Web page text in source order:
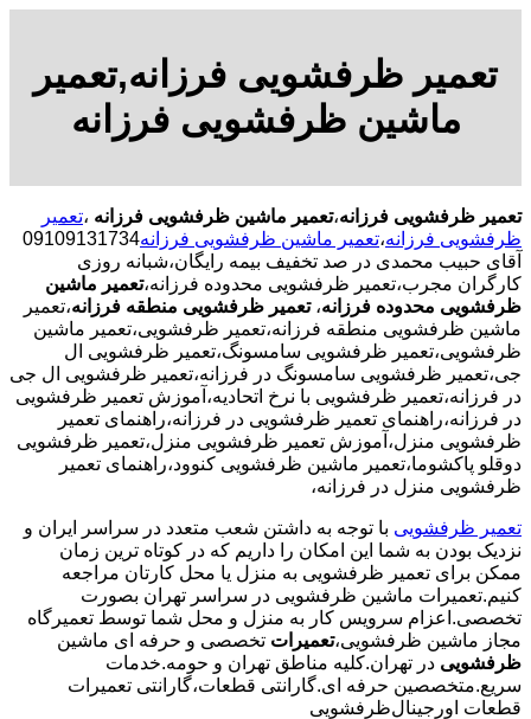
تعمیر ظرفشویی فرزانه,تعمیر
ماشین ظرفشویی فرزانه
تعمیر ظرفشویی فرزانه،تعمیر ماشین ظرفشویی فرزانه ،تعمیر
ظرفشویی فرزانه،تعمیر ماشین ظرفشویی فرزانه09109131734
آقای حبیب محمدی در صد تخفیف بیمه رایگان،شبانه روزی
کارگران مجرب،تعمیر ظرفشویی محدوده فرزانه،تعمیر ماشین
ظرفشویی محدوده فرزانه، تعمیر ظرفشویی منطقه فرزانه،تعمیر
ماشین ظرفشویی منطقه فرزانه،تعمیر ظرفشویی،تعمیر ماشین
ظرفشویی،تعمیر ظرفشویی سامسونگ،تعمیر ظرفشویی ال
جی،تعمیر ظرفشویی سامسونگ در فرزانه،تعمیر ظرفشویی ال جی
در فرزانه،تعمیر ظرفشویی با نرخ اتحادیه،آموزش تعمیر ظرفشویی
در فرزانه،راهنمای تعمیر ظرفشویی در فرزانه،راهنمای تعمیر
ظرفشویی منزل،آموزش تعمیر ظرفشویی منزل،تعمیر ظرفشویی
دوقلو پاکشوما،تعمیر ماشین ظرفشویی کنوود،راهنمای تعمیر
ظرفشویی منزل در فرزانه،
تعمیر ظرفشویی با توجه به داشتن شعب متعدد در سراسر ایران و
نزدیک بودن به شما این امکان را داریم که در کوتاه ترین زمان
ممکن برای تعمیر ظرفشویی به منزل یا محل کارتان مراجعه
کنیم.تعمیرات ماشین ظرفشویی در سراسر تهران بصورت
تخصصی.اعزام سرویس کار به منزل و محل شما توسط تعمیرگاه
مجاز ماشین ظرفشویی،تعمیرات تخصصی و حرفه ای ماشین
ظرفشویی در تهران.کلیه مناطق تهران و حومه.خدمات
سریع.متخصصین حرفه ای.گارانتی قطعات،گارانتی تعمیرات
قطعات اورجینالظرفشویی